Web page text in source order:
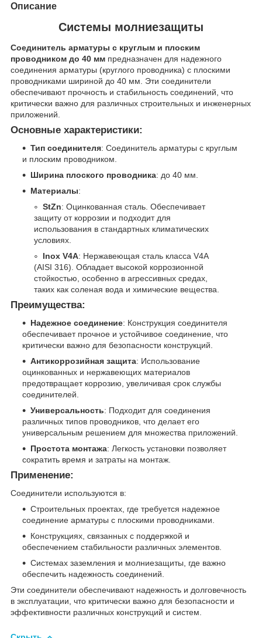
Описание
Системы молниезащиты
Соединитель арматуры с круглым и плоским
проводником до 40 мм предназначен для надежного
соединения арматуры (круглого проводника) с плоскими
проводниками шириной до 40 мм. Эти соединители
обеспечивают прочность и стабильность соединений, что
критически важно для различных строительных и инженерных
приложений.
Основные характеристики:
Тип соединителя: Соединитель арматуры с круглым
и плоским проводником.
Ширина плоского проводника: до 40 мм.
Материалы:
StZn: Оцинкованная сталь. Обеспечивает
защиту от коррозии и подходит для
использования в стандартных климатических
условиях.
Inox V4A: Нержавеющая сталь класса V4A
(AISI 316). Обладает высокой коррозионной
стойкостью, особенно в агрессивных средах,
таких как соленая вода и химические вещества.
Преимущества:
Надежное соединение: Конструкция соединителя
обеспечивает прочное и устойчивое соединение, что
критически важно для безопасности конструкций.
Антикоррозийная защита: Использование
оцинкованных и нержавеющих материалов
предотвращает коррозию, увеличивая срок службы
соединителей.
Универсальность: Подходит для соединения
различных типов проводников, что делает его
универсальным решением для множества приложений.
Простота монтажа: Легкость установки позволяет
сократить время и затраты на монтаж.
Применение:
Соединители используются в:
Строительных проектах, где требуется надежное
соединение арматуры с плоскими проводниками.
Конструкциях, связанных с поддержкой и
обеспечением стабильности различных элементов.
Системах заземления и молниезащиты, где важно
обеспечить надежность соединений.
Эти соединители обеспечивают надежность и долговечность
в эксплуатации, что критически важно для безопасности и
эффективности различных конструкций и систем.